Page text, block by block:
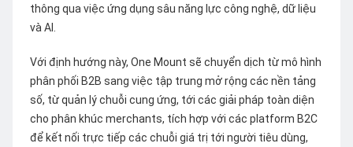
thông qua việc ứng dụng sâu năng lực công nghệ, dữ liệu
và AI.
Với định hướng này, One Mount sẽ chuyển dịch từ mô hình
phân phối B2B sang việc tập trung mở rộng các nền tảng
số, từ quản lý chuỗi cung ứng, tới các giải pháp toàn diện
cho phân khúc merchants, tích hợp với các platform B2C
để kết nối trực tiếp các chuỗi giá trị tới người tiêu dùng,